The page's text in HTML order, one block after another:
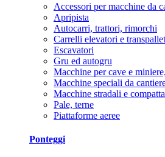
Accessori per macchine da
Apripista
Autocarri, trattori, rimorchi
Carrelli elevatori e transpallet
Escavatori
Gru ed autogru
Macchine per cave e
Macchine speciali da
Macchine stradali e
Pale, terne
Piattaforme aeree
Ponteggi